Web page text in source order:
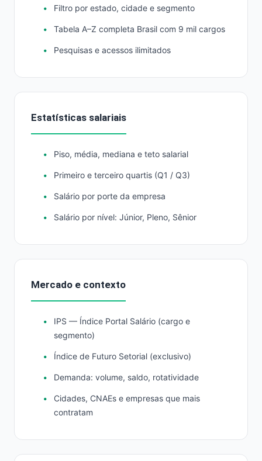
Filtro por estado, cidade e segmento
Tabela A–Z completa Brasil com 9 mil cargos
Pesquisas e acessos ilimitados
Estatísticas salariais
Piso, média, mediana e teto salarial
Primeiro e terceiro quartis (Q1 / Q3)
Salário por porte da empresa
Salário por nível: Júnior, Pleno, Sênior
Mercado e contexto
IPS — Índice Portal Salário (cargo e
segmento)
Índice de Futuro Setorial (exclusivo)
Demanda: volume, saldo, rotatividade
Cidades, CNAEs e empresas que mais
contratam